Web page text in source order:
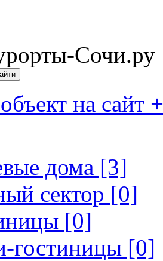
Сочи.ру
на сайт +
дома [3]
сектор [0]
[0]
гостиницы [0]